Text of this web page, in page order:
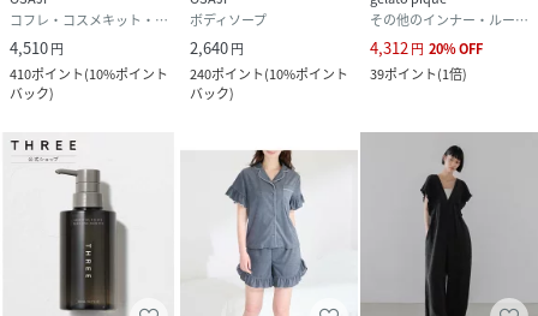
コフレ・コスメキット・ギフトセット
4,510円
410ポイント(10%ポイント
バック)
ボディソープ
2,640円
240ポイント(10%ポイント
バック)
その他のインナー・ルームウェア
4,312円 20%OFF
39ポイント(1倍)